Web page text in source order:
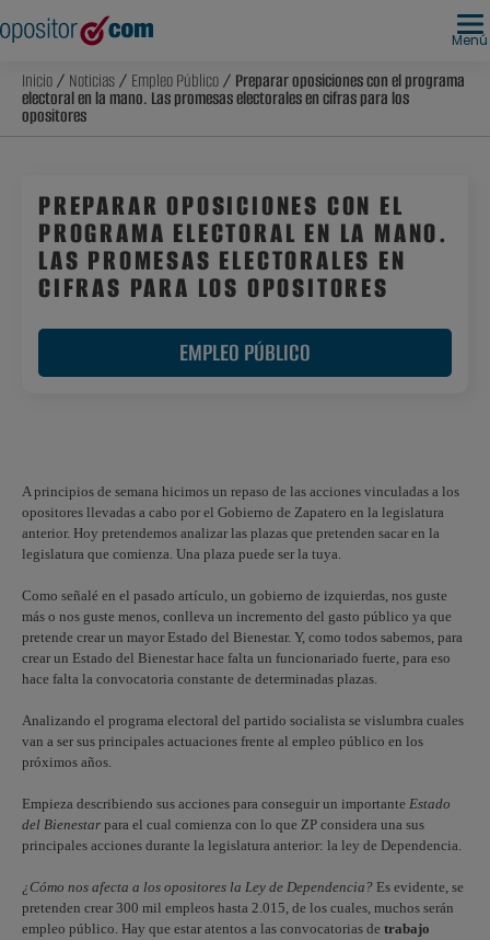
Menú
Inicio/ Noticias/ Empleo Público/ Preparar oposiciones con el programa
electoral en la mano. Las promesas electorales en cifras para los
opositores
PREPARAR OPOSICIONES CON EL
PROGRAMA ELECTORAL EN LA MANO.
LAS PROMESAS ELECTORALES EN
CIFRAS PARA LOS OPOSITORES
EMPLEO PÚBLICO
A principios de semana hicimos un repaso de las acciones vinculadas a los
opositores llevadas a cabo por el Gobierno de Zapatero en la legislatura
anterior. Hoy pretendemos analizar las plazas que pretenden sacar en la
legislatura que comienza. Una plaza puede ser la tuya.
Como señalé en el pasado artículo, un gobierno de izquierdas, nos guste
más o nos guste menos, conlleva un incremento del gasto público ya que
pretende crear un mayor Estado del Bienestar. Y, como todos sabemos, para
crear un Estado del Bienestar hace falta un funcionariado fuerte, para eso
hace falta la convocatoria constante de determinadas plazas.
Analizando el programa electoral del partido socialista se vislumbra cuales
van a ser sus principales actuaciones frente al empleo público en los
próximos años.
Empieza describiendo sus acciones para conseguir un importante Estado
del Bienestar para el cual comienza con lo que ZP considera una sus
principales acciones durante la legislatura anterior: la ley de Dependencia.
¿Cómo nos afecta a los opositores la Ley de Dependencia? Es evidente, se
pretenden crear 300 mil empleos hasta 2.015, de los cuales, muchos serán
empleo público. Hay que estar atentos a las convocatorias de trabajo